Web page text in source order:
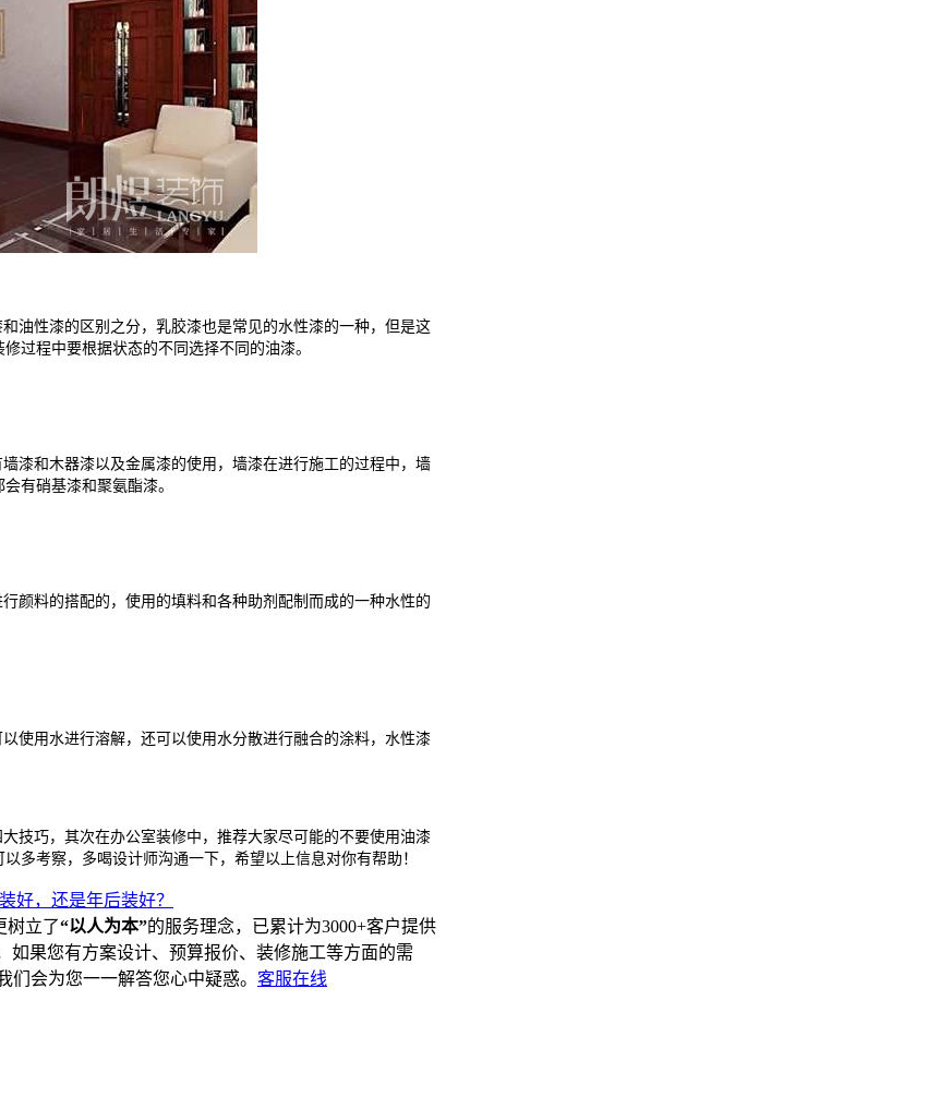
油性漆的区别之分，乳胶漆也是常见的水性漆的一种，但是这
过程中要根据状态的不同选择不同的油漆。
漆和木器漆以及金属漆的使用，墙漆在进行施工的过程中，墙
会有硝基漆和聚氨酯漆。
颜料的搭配的，使用的填料和各种助剂配制而成的一种水性的
使用水进行溶解，还可以使用水分散进行融合的涂料，水性漆
技巧，其次在办公室装修中，推荐大家尽可能的不要使用油漆
多考察，多喝设计师沟通一下，希望以上信息对你有帮助！
好，还是年后装好？
立了“以人为本”的服务理念，已累计为3000+客户提供
果您有方案设计、预算报价、装修施工等方面的需
们会为您一一解答您心中疑惑。 客服在线